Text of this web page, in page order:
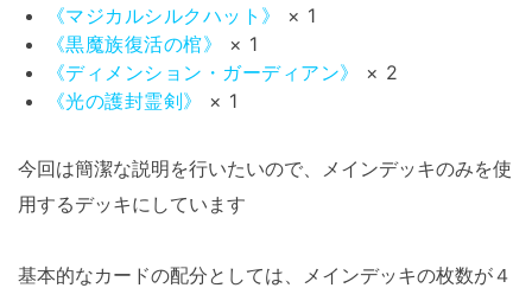
《マジカルシルクハット》
× 1
《黒魔族復活の棺》
× 1
《ディメンション・ガーディアン》
× 2
《光の護封霊剣》
× 1
今回は簡潔な説明を行いたいので、メインデッキのみを使
用するデッキにしています
基本的なカードの配分としては、メインデッキの枚数が４